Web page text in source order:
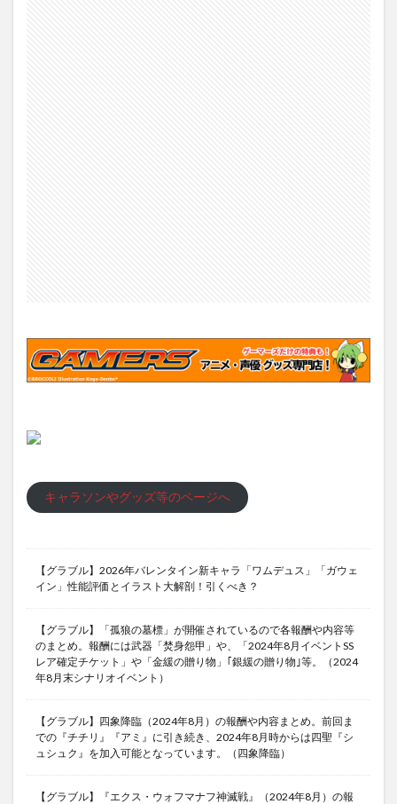
キャラソンやグッズ等のページへ
【グラブル】2026年バレンタイン新キャラ「ワムデュス」「ガウェ
イン」性能評価とイラスト大解剖！引くべき？
【グラブル】「孤狼の墓標」が開催されているので各報酬や内容等
のまとめ。報酬には武器「焚身怨甲」や、「2024年8月イベントSS
レア確定チケット」や「金緩の贈り物」｢銀緩の贈り物｣等。（2024
年8月末シナリオイベント）
【グラブル】四象降臨（2024年8月）の報酬や内容まとめ。前回ま
での『チチリ』『アミ』に引き続き、2024年8月時からは四聖『シ
ュシュク』を加入可能となっています。（四象降臨）
【グラブル】『エクス・ウォフマナフ神滅戦』（2024年8月）の報